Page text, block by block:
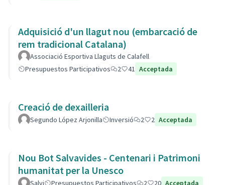
Adquisició d'un llagut nou (embarcació de
rem tradicional Catalana)
Associació Esportiva Llaguts de Calafell
Presupuestos Participativos
2 41 Acceptada
Creació de dexailleria
Segundo López Arjonilla Inversió 2 2 Acceptada
Nou Bot Salvavides - Centenari i Patrimoni
humanitat per la Unesco
Salvi Presupuestos Participativos 2 20 Acceptada